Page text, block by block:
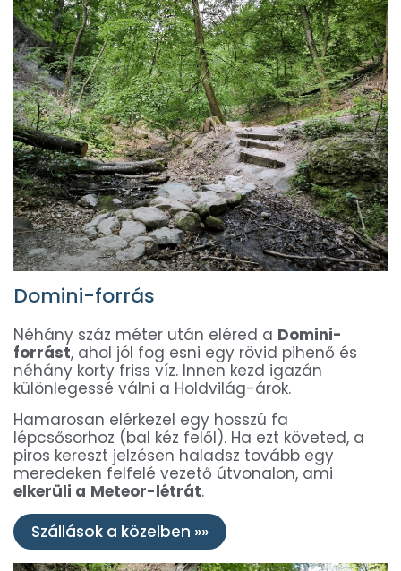
Domini-forrás
Néhány száz méter után eléred a Domini-
forrást, ahol jól fog esni egy rövid pihenő és
néhány korty friss víz. Innen kezd igazán
különlegessé válni a Holdvilág-árok.
Hamarosan elérkezel egy hosszú fa
lépcsősorhoz (bal kéz felől). Ha ezt követed, a
piros kereszt jelzésen haladsz tovább egy
meredeken felfelé vezető útvonalon, ami
elkerüli a Meteor-létrát.
Szállások a közelben »»